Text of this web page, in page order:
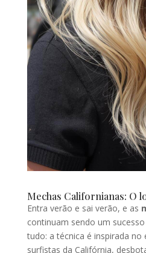
Mechas Californianas: O
Entra verão e sai verão, e as
continuam sendo um
tudo: a técnica é inspirada
surfistas da Califórnia,